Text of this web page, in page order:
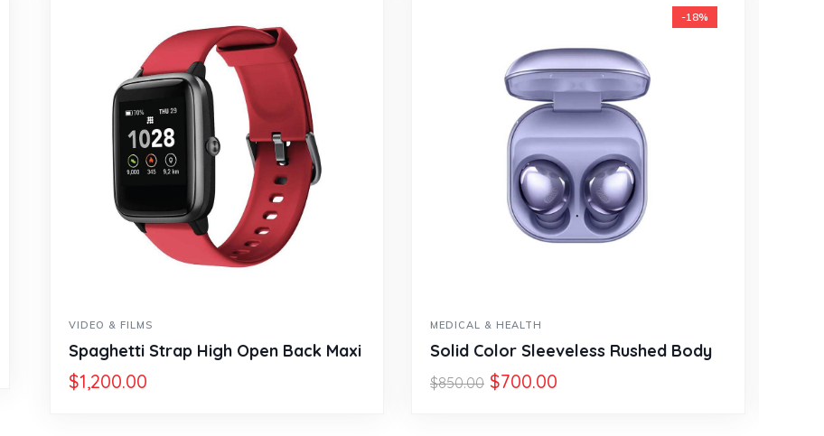
VIDEO & FILMS
Spaghetti Strap High Open Back Maxi
$1,200.00
-18%
MEDICAL & HEALTH
Solid Color Sleeveless Rushed Body
$850.00 $700.00